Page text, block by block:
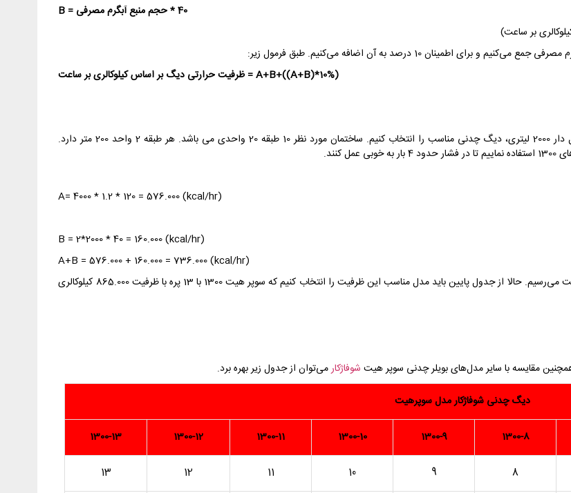
40 * حجم منبع آبگرم مصرفی = B
10 درصد به آن اضافه می‌کنیم. طبق فرمول زیر:
(A+B+((A+B)*10% = ظرفیت حرارتی دیگ بر اساس کیلوکالری بر ساعت
فرض کنیم می‌خواهیم برای ساختمانی با 4000 متر زیربنا و 2 عدد منبع کوئل دار 2000 لیتری، دیگ چدنی مناسب را انتخاب کنیم. ساختمان مورد نظر 10 طبقه 20 واحدی می باشد. هر طبقه 2 واحد 200 متر دارد.
A= 4000 * 1.2 * 120 = 576.000 (kcal/hr)
B = 2*2000 * 40 = 160.000 (kcal/hr)
A+B = 576.000 + 160.000 = 736.000 (kcal/hr)
10 درصد به عدد فوق اضافه می‌کنیم و به مجموع 809.600 کیلوکالری بر ساعت می‌رسیم. حالا از جدول پایین باید مدل مناسب این ظرفیت را انتخاب کنیم که سوپر هیت 1300 با 13 پره با ظرفیت 865.000 کیلوکالری
شوفاژکارمی‌توان از جدول زیر بهره برد.
دیگ چدنی شوفاژکار مدل سوپرهیت
1300-8
1300-9
1300-10
1300-11
1300-12
1300-13
8
9
10
11
12
13